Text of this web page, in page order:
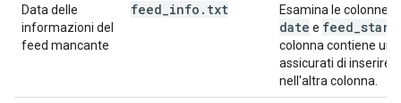
Data delle
informazioni del
feed mancante
feed info . txt Esamina le colonne
date e feed start
colonna contiene un
assicurati di inserire
nell'altra colonna.